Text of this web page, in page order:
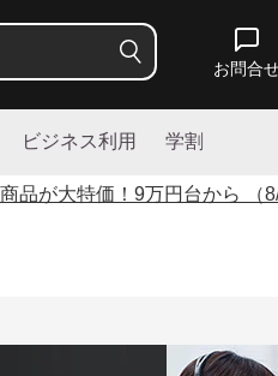
お問合
ビジネス利用 学割
品が大特価！ 9万円台から （